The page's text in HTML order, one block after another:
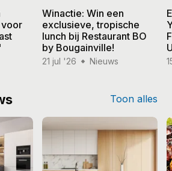
Winactie: Win een
exclusieve, tropische
lunch bij Restaurant BO
by Bougainville!
21 jul '26 Nieuws
Toon alles